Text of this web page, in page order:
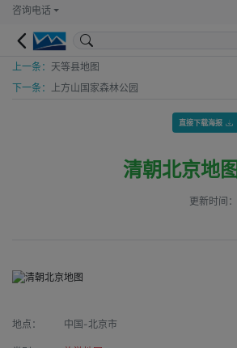
咨询电话
上一条： 天等县地图
下一条： 上方山国家森林公园
直接下载海报
清朝北京地图
更新时间：
地点： 中国-北京市